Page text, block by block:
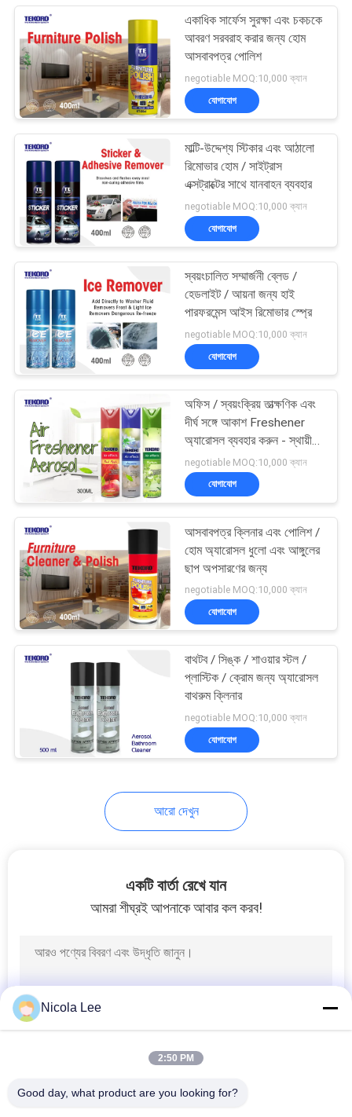
অনুরোধ
করুন
সাইট
ম্যাপ
গোপনীয়তা
নীতি
গাড়ী কেয়ার স্প্রে
25
স্প্রে চর্বি লাগানো লুব্রিকেন্ট
অ্যারোসল ইলেকট্রনিক্স
ক্লিনার
হোম অ্যারোসল
জারা ইনহিবিটার স্প্রে
ইঞ্জিন তেল Additives
একাধিক সার্ফেস সুরক্ষা এবং চকচকে
আবরণ সরবরাহ করার জন্য হোম
আসবাবপত্র পোলিশ
negotiable MOQ:10,000 ক্যান
যোগাযোগ
মাল্টি-উদ্দেশ্য স্টিকার এবং আঠালো
রিমোভার হোম / সাইট্রাস
এক্সট্রাক্টের সাথে যানবাহন ব্যবহার
negotiable MOQ:10,000 ক্যান
যোগাযোগ
স্বয়ংচালিত সম্মার্জনী ব্লেড /
হেডলাইট / আয়না জন্য হাই
পারফরমেন্স আইস রিমোভার স্প্রে
negotiable MOQ:10,000 ক্যান
যোগাযোগ
অফিস / স্বয়ংক্রিয় তাত্ক্ষণিক এবং
দীর্ঘ সঙ্গে আকাশ Freshener
অ্যারোসল ব্যবহার করুন - স্থায়ী
সুবাস
negotiable MOQ:10,000 ক্যান
যোগাযোগ
আসবাবপত্র ক্লিনার এবং পোলিশ /
হোম অ্যারোসল ধুলো এবং আঙ্গুলের
ছাপ অপসারণের জন্য
negotiable MOQ:10,000 ক্যান
যোগাযোগ
বাথটব / সিঙ্ক / শাওয়ার স্টল /
প্লাস্টিক / ক্রোম জন্য অ্যারোসল
বাথরুম ক্লিনার
negotiable MOQ:10,000 ক্যান
যোগাযোগ
আরো দেখুন
একটি বার্তা রেখে যান
আমরা শীঘ্রই আপনাকে আবার কল করব!
Nicola Lee
2:50 PM
Good day, what product are you looking for?